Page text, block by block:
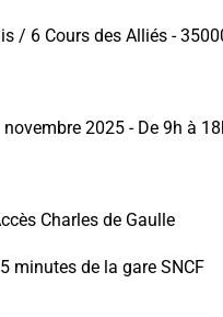
/ 6 Cours des Alliés -
2025 - De 9h à
Charles de Gaulle
minutes de la gare SNCF